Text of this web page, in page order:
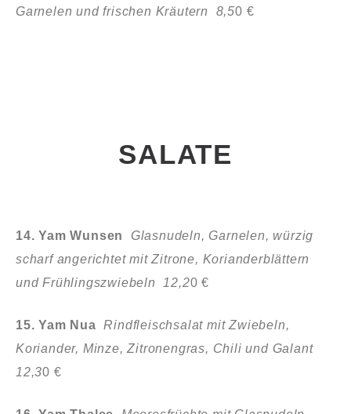
Garnelen und frischen Kräutern 8,50 €
SALATE
14. Yam Wunsen
Glasnudeln, Garnelen, würzig
scharf angerichtet mit Zitrone, Korianderblättern
und Frühlingszwiebeln 12,20 €
15. Yam Nua
Rindfleischsalat mit Zwiebeln,
Koriander, Minze, Zitronengras, Chili und Galant
12,30 €